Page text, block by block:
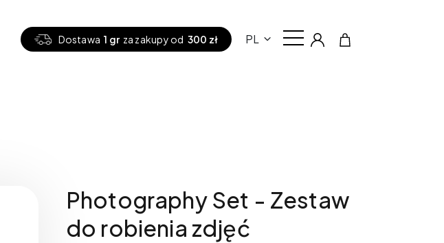
Dostawa 1 grza zakupy od 300 zł PL
Photography Set - Zestaw
do robienia zdjęć